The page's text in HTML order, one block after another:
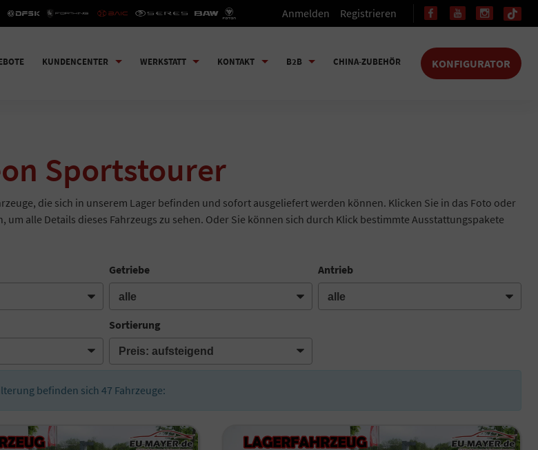
Anmelden Registrieren
KUNDENCENTER WERKSTATT KONTAKT B2B CHINA-ZUBEHÖR KONFIGURATOR
Sportstourer
die sich in unserem Lager befinden und sofort ausgeliefert werden können. Klicken Sie in das Foto oder
um alle Details dieses Fahrzeugs zu sehen. Oder Sie können sich durch Klick bestimmte Ausstattungspakete
Getriebe Antrieb
Sortierung
befinden sich47 Fahrzeuge: